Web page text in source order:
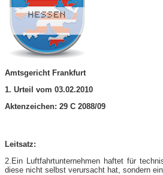
Amtsgericht Frankfurt
1. Urteil vom 03.02.2010
Aktenzeichen: 29 C 2088/09
Leitsatz:
2.Ein Luftfahrtunternehmen haftet für
diese nicht selbst verursacht hat, sondern ein